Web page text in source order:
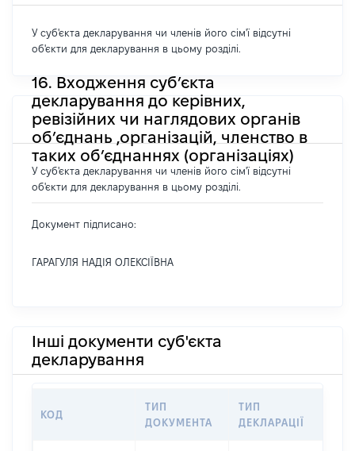
У суб'єкта декларування чи членів його сім'ї відсутні
об'єкти для декларування в цьому розділі.
16. Входження суб’єкта
декларування до керівних,
ревізійних чи наглядових органів
об’єднань ,організацій, членство в
таких об’єднаннях (організаціях)
У суб'єкта декларування чи членів його сім'ї відсутні
об'єкти для декларування в цьому розділі.
Документ підписано:
ГАРАГУЛЯ НАДІЯ ОЛЕКСІЇВНА
Інші документи суб'єкта
декларування
КОД
ТИП
ДОКУМЕНТА
ТИП
ДЕКЛАРАЦІЇ